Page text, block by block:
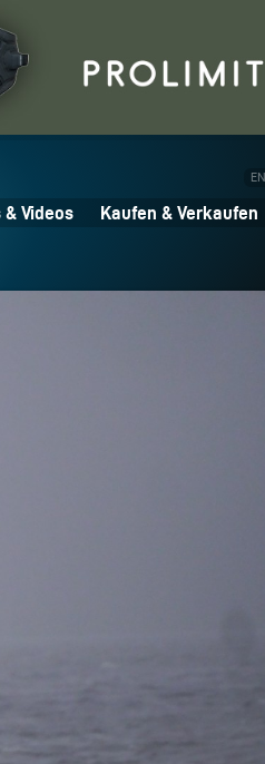
EN
& Videos Kaufen & Verkaufen